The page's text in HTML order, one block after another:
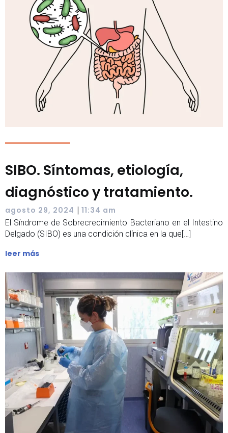
SIBO. Síntomas, etiología,
diagnóstico y tratamiento.
agosto 29, 2024 | 11:34 am
El Síndrome de Sobrecrecimiento Bacteriano en el Intestino
Delgado (SIBO) es una condición clínica en la que[…]
leer más